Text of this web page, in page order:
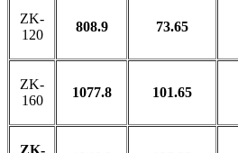
ZK-
120
808.9 73.65
ZK-
160
1077.8 101.65
ZK-